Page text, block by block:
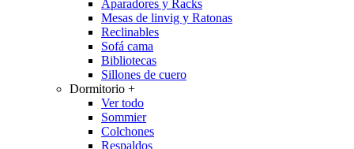
Aparadores y Racks
Mesas de linvig y Ratonas
Reclinables
Sofá cama
Bibliotecas
Sillones de cuero
Dormitorio +
Ver todo
Sommier
Colchones
Respaldos